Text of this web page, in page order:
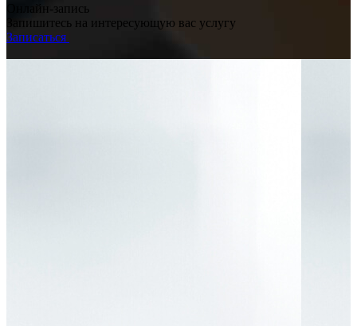
Онлайн-запись
Запишитесь на интересующую вас услугу
Записаться